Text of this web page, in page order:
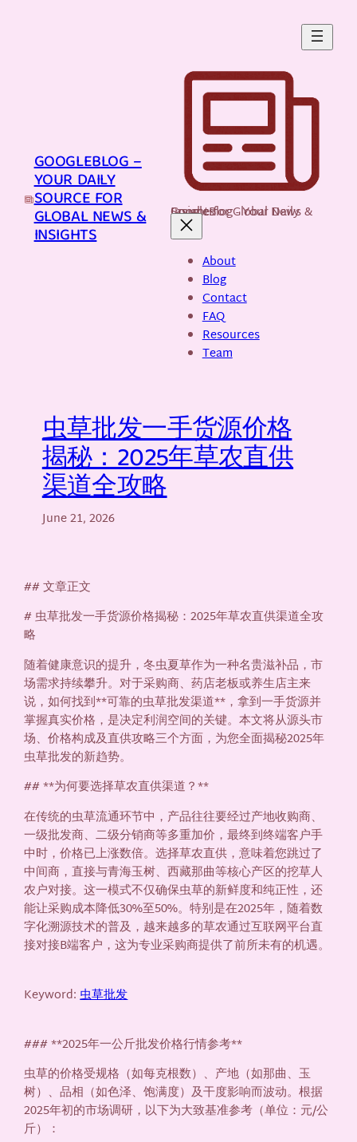
GOOGLEBLOG –
YOUR DAILY
SOURCE FOR
GLOBAL NEWS &
INSIGHTS
GoogleBlog - Your Daily Source for Global News & Insights
About
Blog
Contact
FAQ
Resources
Team
虫草批发一手货源价格
揭秘：2025年草农直供
渠道全攻略
June 21, 2026
## 文章正文
# 虫草批发一手货源价格揭秘：2025年草农直供渠道全攻
略
随着健康意识的提升，冬虫夏草作为一种名贵滋补品，市
场需求持续攀升。对于采购商、药店老板或养生店主来
说，如何找到**可靠的虫草批发渠道**，拿到一手货源并
掌握真实价格，是决定利润空间的关键。本文将从源头市
场、价格构成及直供攻略三个方面，为您全面揭秘2025年
虫草批发的新趋势。
## **为何要选择草农直供渠道？**
在传统的虫草流通环节中，产品往往要经过产地收购商、
一级批发商、二级分销商等多重加价，最终到终端客户手
中时，价格已上涨数倍。选择草农直供，意味着您跳过了
中间商，直接与青海玉树、西藏那曲等核心产区的挖草人
农户对接。这一模式不仅确保虫草的新鲜度和纯正性，还
能让采购成本降低30%至50%。特别是在2025年，随着数
字化溯源技术的普及，越来越多的草农通过互联网平台直
接对接B端客户，这为专业采购商提供了前所未有的机遇。
Keyword:虫草批发
### **2025年一公斤批发价格行情参考**
虫草的价格受规格（如每克根数）、产地（如那曲、玉
树）、品相（如色泽、饱满度）及干度影响而波动。根据
2025年初的市场调研，以下为大致基准参考（单位：元/公
斤）：